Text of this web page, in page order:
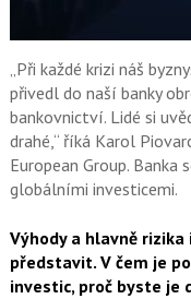
„Při každé krizi náš
přivedl do naší banky
bankovnictví. Lidé si
drahé,“ říká Karol
European Group.
globálními investicemi.
Výhody a hlavně
představit. V čem je
investic, proč byste je